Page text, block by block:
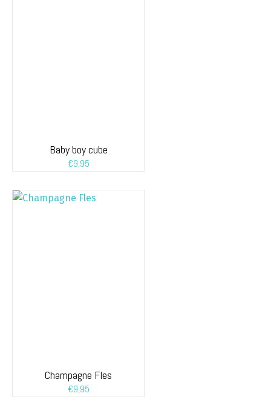
Baby boy cube
€9,95
Champagne Fles
€9,95